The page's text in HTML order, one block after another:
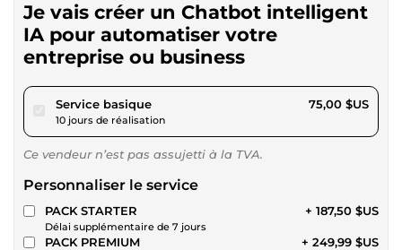
Je vais créer un Chatbot intelligent
IA pour automatiser votre
entreprise ou business
Service basiquepour 69,12 $US
10 jours de réalisation
75,00 $US
Ce vendeur n’est pas assujetti à la TVA.
Personnaliser le service
PACK STARTER
Délai supplémentaire de 7 jours
+ 187,50 $US
PACK PREMIUM + 249,99 $US